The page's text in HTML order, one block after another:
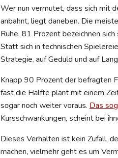
Wer nun vermutet, dass sich mit
anbahnt, liegt daneben. Die
Ruhe. 81 Prozent bezeichnen
Statt sich in technischen
Strategie, auf Geduld und auf
Knapp 90 Prozent der befragten
fast die Hälfte plant mit einem
sogar noch weiter voraus. Das
Kursschwankungen, scheint bei
Dieses Verhalten ist kein Zufall,
machen, vielmehr geht es um